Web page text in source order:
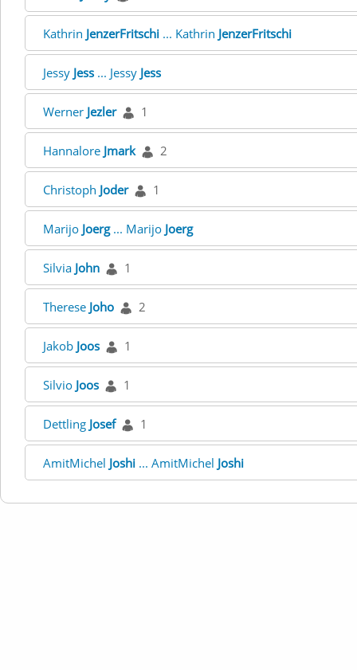
Kathrin JenzerFritschi ... Kathrin JenzerFritschi
Jessy Jess ... Jessy Jess
Werner Jezler 1
Hannalore Jmark 2
Christoph Joder 1
Marijo Joerg... Marijo Joerg
Silvia John 1
Therese Joho 2
Jakob Joos 1
Silvio Joos 1
Dettling Josef 1
AmitMichel Joshi ... AmitMichel Joshi